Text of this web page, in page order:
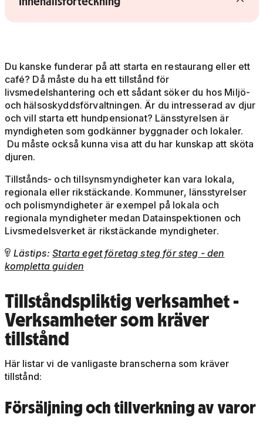
Du kanske funderar på att starta en restaurang eller ett
café? Då måste du ha ett tillstånd för
livsmedelshantering och ett sådant söker du hos Miljö-
och hälsoskyddsförvaltningen. Är du intresserad av djur
och vill starta ett hundpensionat? Länsstyrelsen är
myndigheten som godkänner byggnader och lokaler.
Du måste också kunna visa att du har kunskap att sköta
djuren.
Tillstånds- och tillsynsmyndigheter kan vara lokala,
regionala eller rikstäckande. Kommuner, länsstyrelser
och polismyndigheter är exempel på lokala och
regionala myndigheter medan Datainspektionen och
Livsmedelsverket är rikstäckande myndigheter.
 Lästips:Starta eget företag steg för steg - den
kompletta guiden
Tillståndspliktig verksamhet -
Verksamheter som kräver
tillstånd
Här listar vi de vanligaste branscherna som kräver
tillstånd:
Försäljning och tillverkning av varor